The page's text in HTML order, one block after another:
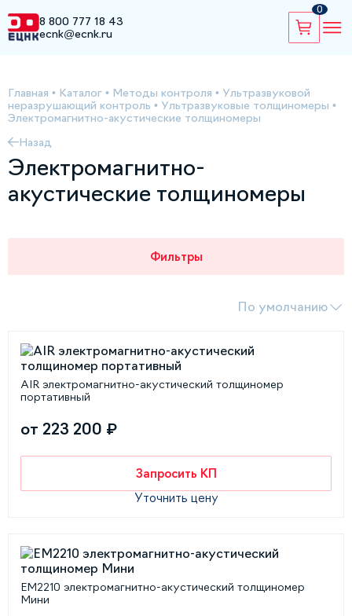
8 800 777 18 43
ecnk@ecnk.ru
0
Главная • Каталог • Методы контроля • Ультразвуковой
неразрушающий контроль • Ультразвуковые толщиномеры •
Электромагнитно-акустические толщиномеры
Назад
Электромагнитно-
акустические толщиномеры
Фильтры
По умолчанию
AIR электромагнитно-акустический толщиномер
портативный
от 223 200 ₽
Запросить КП
Уточнить цену
EM2210 электромагнитно-акустический толщиномер
Мини